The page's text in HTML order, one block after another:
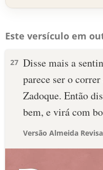
Este versículo em
27 Disse mais a
parece ser o
Zadoque. Então
bem, e virá com
Versão Almeida